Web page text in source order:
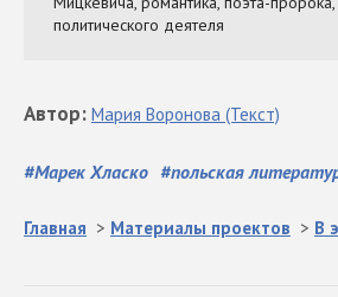
#Марек Хласко #польская
Автор: Мария Воронова (Текст)
Главная > Материалы проектов > В